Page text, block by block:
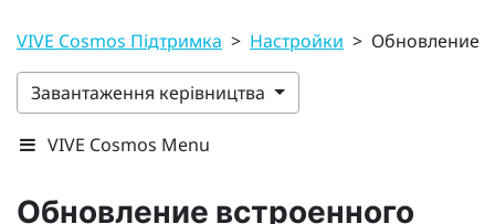
VIVE Cosmos Підтримка > Настройки > Обновление
Завантаження керівництва
VIVE Cosmos Menu
Обновление встроенного